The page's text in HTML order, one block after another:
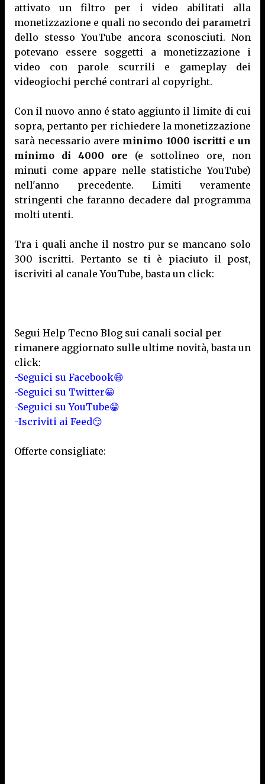
attivato un filtro per i video abilitati alla
monetizzazione e quali no secondo dei parametri
dello stesso YouTube ancora sconosciuti. Non
potevano essere soggetti a monetizzazione i
video con parole scurrili e gameplay dei
videogiochi perché contrari al copyright.
Con il nuovo anno é stato aggiunto il limite di cui
sopra, pertanto per richiedere la monetizzazione
sarà necessario avere minimo 1000 iscritti e un
minimo di 4000 ore (e sottolineo ore, non
minuti come appare nelle statistiche YouTube)
nell'anno precedente. Limiti veramente
stringenti che faranno decadere dal programma
molti utenti.
Tra i quali anche il nostro pur se mancano solo
300 iscritti. Pertanto se ti è piaciuto il post,
iscriviti al canale YouTube, basta un click:
Segui Help Tecno Blog sui canali social per
rimanere aggiornato sulle ultime novità, basta un
click:
-Seguici su Facebook😄
-Seguici su Twitter😀
-Seguici su YouTube😁
-Iscriviti ai Feed😏
Offerte consigliate: